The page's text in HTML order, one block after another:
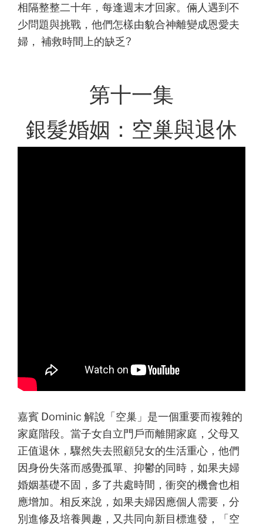
相隔整整二十年，每逢週末才回家。倆人遇到不
少問題與挑戰，他們怎樣由貌合神離變成恩愛夫
婦， 補救時間上的缺乏?
第十一集
銀髮婚姻：空巢與退休
嘉賓 Dominic 解說「空巢」是一個重要而複雜的
家庭階段。當子女自立門戶而離開家庭，父母又
正值退休，驟然失去照顧兒女的生活重心，他們
因身份失落而感覺孤單、抑鬱的同時，如果夫婦
婚姻基礎不固，多了共處時間，衝突的機會也相
應增加。相反來說，如果夫婦因應個人需要，分
別進修及培養興趣，又共同向新目標進發，「空